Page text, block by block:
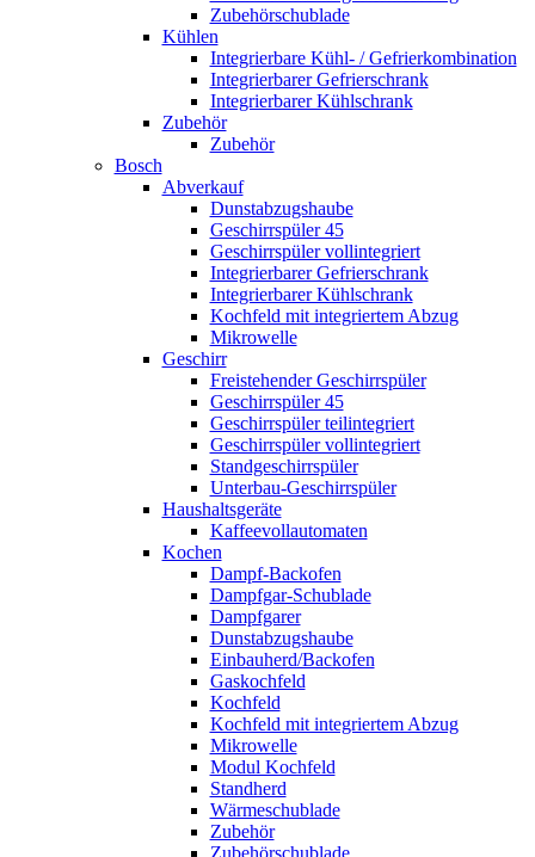
Zubehörschublade
Kühlen
Integrierbare Kühl- / Gefrierkombination
Integrierbarer Gefrierschrank
Integrierbarer Kühlschrank
Zubehör
Zubehör
Bosch
Abverkauf
Dunstabzugshaube
Geschirrspüler 45
Geschirrspüler vollintegriert
Integrierbarer Gefrierschrank
Integrierbarer Kühlschrank
Kochfeld mit integriertem Abzug
Mikrowelle
Geschirr
Freistehender Geschirrspüler
Geschirrspüler 45
Geschirrspüler teilintegriert
Geschirrspüler vollintegriert
Standgeschirrspüler
Unterbau-Geschirrspüler
Haushaltsgeräte
Kaffeevollautomaten
Kochen
Dampf-Backofen
Dampfgar-Schublade
Dampfgarer
Dunstabzugshaube
Einbauherd/Backofen
Gaskochfeld
Kochfeld
Kochfeld mit integriertem Abzug
Mikrowelle
Modul Kochfeld
Standherd
Wärmeschublade
Zubehör
Zubehörschublade